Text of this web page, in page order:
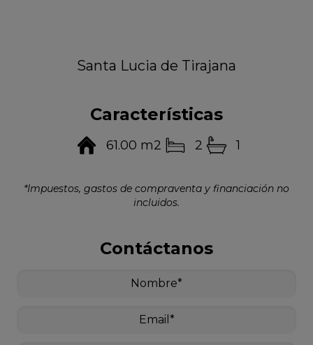
Santa Lucia de Tirajana
Características
61.00 m2 2 1
*Impuestos, gastos de compraventa y financiación no
incluidos.
Contáctanos